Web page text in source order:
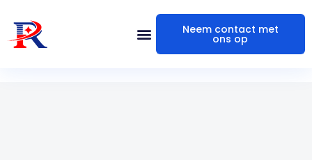
Neem contact met
ons op